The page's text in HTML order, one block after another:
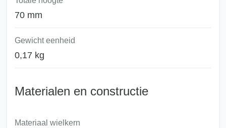
70 mm
Gewicht eenheid
0,17 kg
Materialen en constructie
Materiaal wielkern